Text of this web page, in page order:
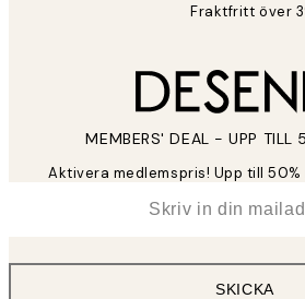
Fraktfritt över
MEMBERS' DEAL - UPP TILL
Aktivera medlemspris! Upp till
SKICKA